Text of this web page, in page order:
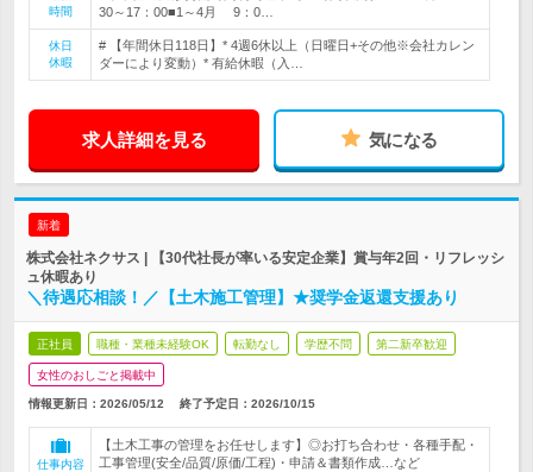
時間
30～17：00■1～4月 9：0…
休日
休暇
# 【年間休日118日】* 4週6休以上（日曜日+その他※会社カレン
ダーにより変動）* 有給休暇（入…
求人詳細を見る 気になる
新着
株式会社ネクサス | 【30代社長が率いる安定企業】賞与年2回・リフレッシ
ュ休暇あり
＼待遇応相談！／【土木施工管理】★奨学金返還支援あり
正社員 職種・業種未経験OK 転勤なし 学歴不問 第二新卒歓迎
女性のおしごと掲載中
情報更新日：2026/05/12 終了予定日： 2026/10/15
仕事内容
【土木工事の管理をお任せします】◎お打ち合わせ・各種手配・
工事管理(安全/品質/原価/工程)・申請＆書類作成…など